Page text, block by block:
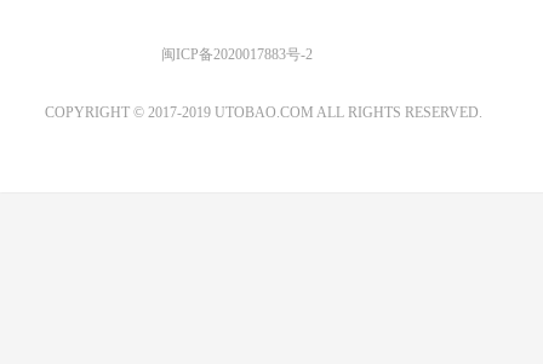
闽ICP备2020017883号-2
COPYRIGHT © 2017-2019 UTOBAO.COM ALL RIGHTS RESERVED.